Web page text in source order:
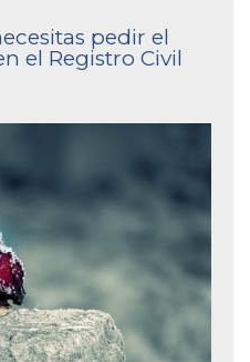
pedir el
el Registro Civil